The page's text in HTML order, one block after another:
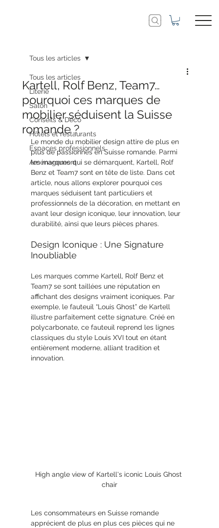
Tous les articles
Literie
Salon
Conseils & Déco
Hôtels et restaurants
Espaces professionnels
Aménagement
Tous les articles
Kartell, Rolf Benz, Team7…
pourquoi ces marques de
mobilier séduisent la Suisse
romande ?
Le monde du mobilier design attire de plus en
plus de passionnés en Suisse romande. Parmi
les marques qui se démarquent, Kartell, Rolf
Benz et Team7 sont en tête de liste. Dans cet
article, nous allons explorer pourquoi ces
marques séduisent tant particuliers et
professionnels de la décoration, en mettant en
avant leur design iconique, leur innovation, leur
durabilité, ainsi que leurs pièces phares.
Design Iconique : Une Signature
Inoubliable
Les marques comme Kartell, Rolf Benz et
Team7 se sont taillées une réputation en
affichant des designs vraiment iconiques. Par
exemple, le fauteuil “Louis Ghost” de Kartell
illustre parfaitement cette signature. Créé en
polycarbonate, ce fauteuil reprend les lignes
classiques du style Louis XVI tout en étant
entièrement moderne, alliant tradition et
innovation.
High angle view of Kartell's iconic Louis Ghost
chair
Les consommateurs en Suisse romande
apprécient de plus en plus ces pièces qui ne